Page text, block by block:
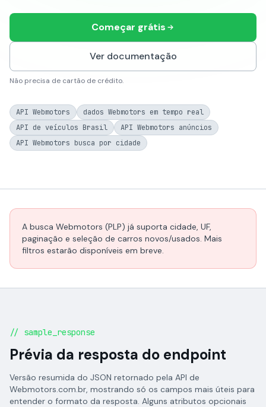
Começar grátis
Ver documentação
Não precisa de cartão de crédito.
API Webmotors
dados Webmotors em tempo real
API de veículos Brasil
API Webmotors anúncios
API Webmotors busca por cidade
A busca Webmotors (PLP) já suporta cidade, UF,
paginação e seleção de carros novos/usados. Mais
filtros estarão disponíveis em breve.
// sample_response
Prévia da resposta do endpoint
Versão resumida do JSON retornado pela API de
Webmotors.com.br, mostrando só os campos mais úteis para
entender o formato da resposta. Alguns atributos opcionais